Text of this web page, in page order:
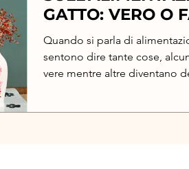
GATTO: VERO O
Quando si parla di
sentono dire tante cose,
vere mentre altre diventano